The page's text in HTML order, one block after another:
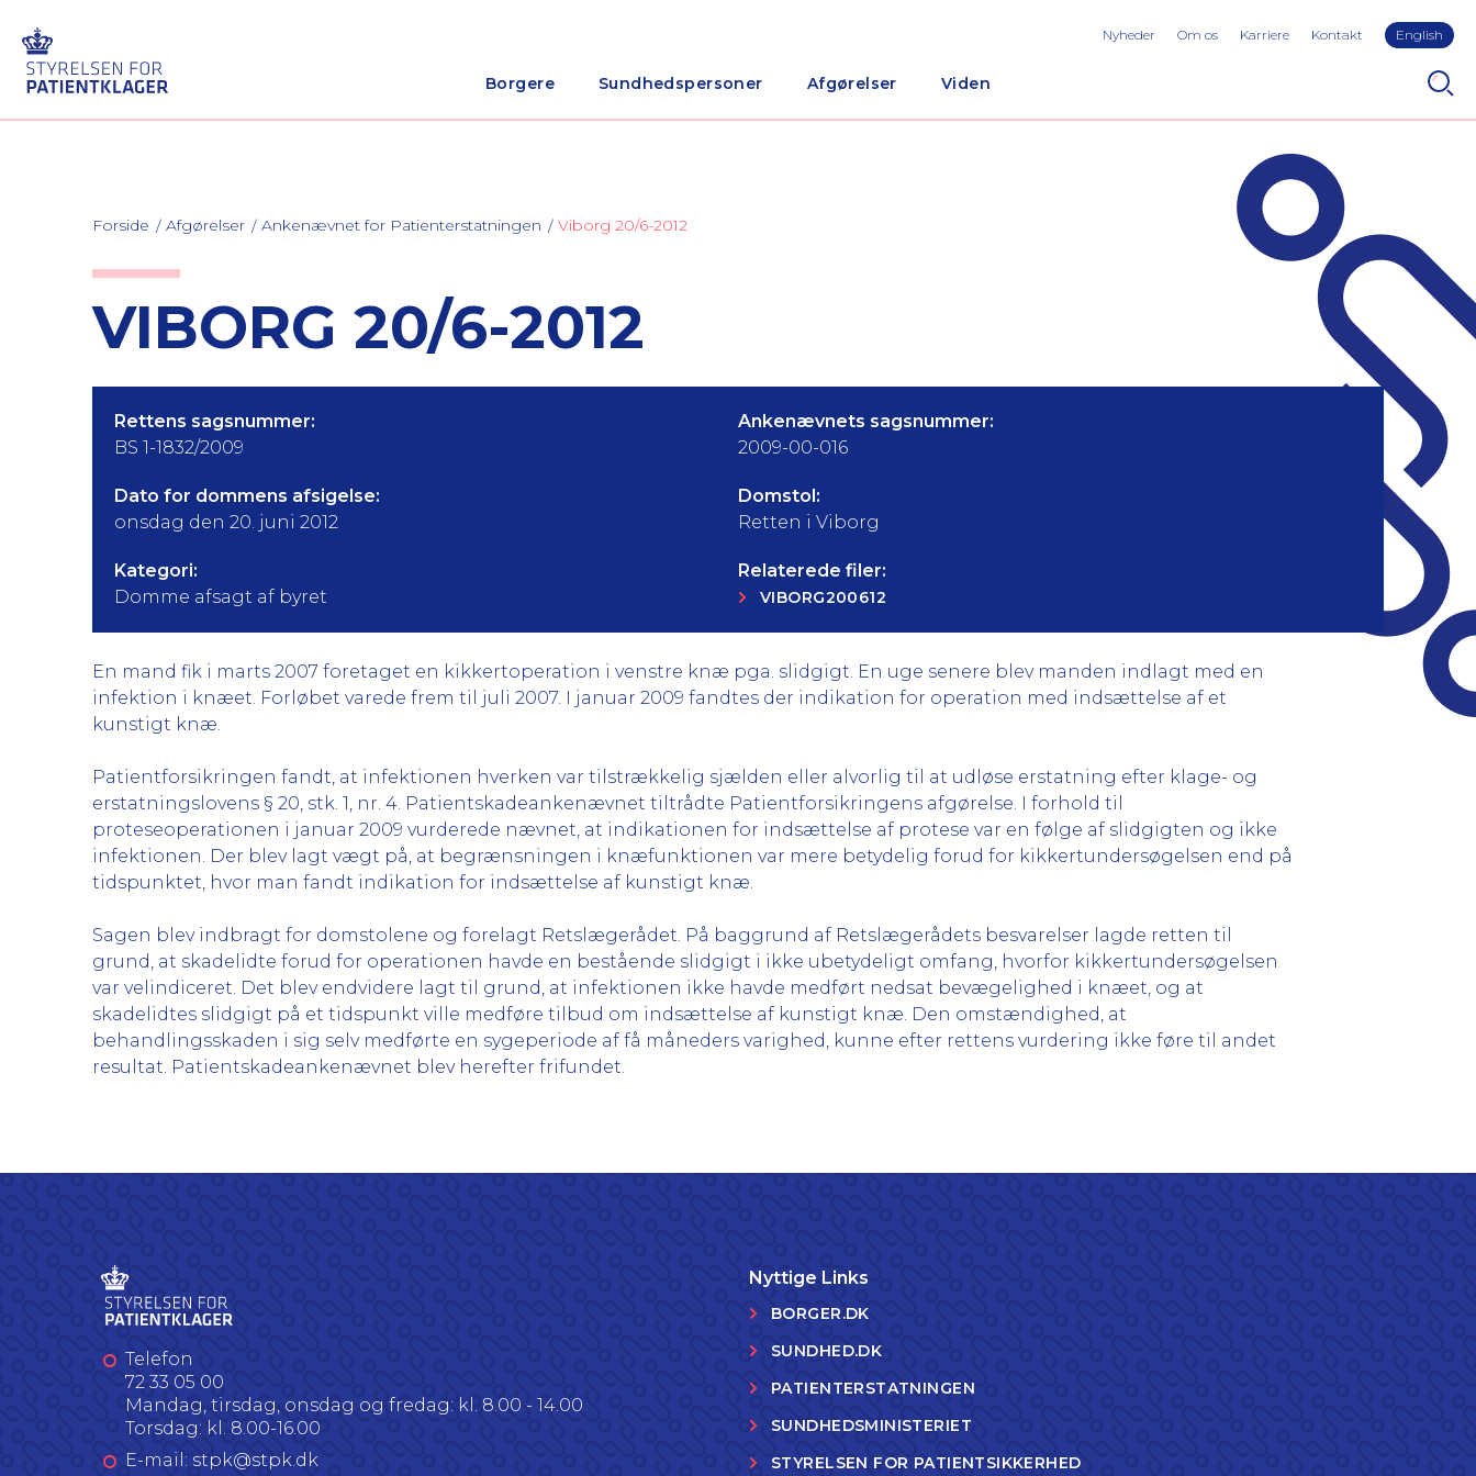
Borgere Sundhedspersoner Afgørelser Viden
Nyheder Om os Karriere Kontakt English
Forside Afgørelser Ankenævnet for Patienterstatningen Viborg 20/6-2012
VIBORG 20/6-2012
Rettens sagsnummer:
BS 1-1832/2009
Ankenævnets sagsnummer:
2009-00-016
Dato for dommens afsigelse:
onsdag den 20. juni 2012
Domstol:
Retten i Viborg
Kategori:
Domme afsagt af byret
Relaterede filer:
VIBORG200612
En mand fik i marts 2007 foretaget en kikkertoperation i venstre knæ pga. slidgigt. En uge senere blev manden indlagt med en
infektion i knæet. Forløbet varede frem til juli 2007. I januar 2009 fandtes der indikation for operation med indsættelse af et
kunstigt knæ.
Patientforsikringen fandt, at infektionen hverken var tilstrækkelig sjælden eller alvorlig til at udløse erstatning efter klage- og
erstatningslovens § 20, stk. 1, nr. 4. Patientskadeankenævnet tiltrådte Patientforsikringens afgørelse. I forhold til
proteseoperationen i januar 2009 vurderede nævnet, at indikationen for indsættelse af protese var en følge af slidgigten og ikke
infektionen. Der blev lagt vægt på, at begrænsningen i knæfunktionen var mere betydelig forud for kikkertundersøgelsen end på
tidspunktet, hvor man fandt indikation for indsættelse af kunstigt knæ.
Sagen blev indbragt for domstolene og forelagt Retslægerådet. På baggrund af Retslægerådets besvarelser lagde retten til
grund, at skadelidte forud for operationen havde en bestående slidgigt i ikke ubetydeligt omfang, hvorfor kikkertundersøgelsen
var velindiceret. Det blev endvidere lagt til grund, at infektionen ikke havde medført nedsat bevægelighed i knæet, og at
skadelidtes slidgigt på et tidspunkt ville medføre tilbud om indsættelse af kunstigt knæ. Den omstændighed, at
behandlingsskaden i sig selv medførte en sygeperiode af få måneders varighed, kunne efter rettens vurdering ikke føre til andet
resultat. Patientskadeankenævnet blev herefter frifundet.
Telefon
72 33 05 00
Mandag, tirsdag, onsdag og fredag: kl. 8.00 - 14.00
Torsdag: kl. 8.00-16.00
E-mail: stpk@stpk.dk
Nyttige Links
BORGER.DK
SUNDHED.DK
PATIENTERSTATNINGEN
SUNDHEDSMINISTERIET
STYRELSEN FOR PATIENTSIKKERHED